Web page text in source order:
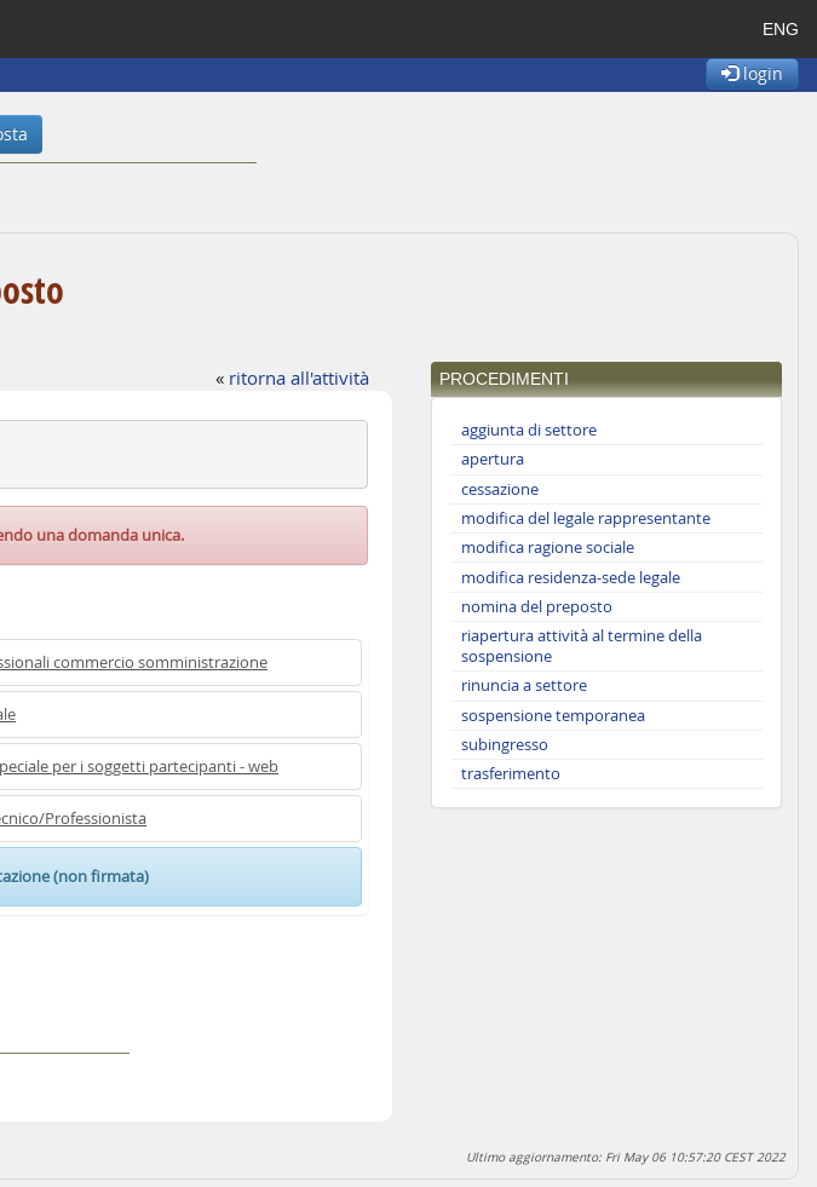
ENG
login
« ritorna all'attività
una domanda unica.
commercio somministrazione
per i soggetti partecipanti - web
Professionista
(non firmata)
PROCEDIMENTI
aggiunta di settore
apertura
cessazione
modifica del legale rappresentante
modifica ragione sociale
modifica residenza-sede legale
nomina del preposto
riapertura attività al termine della
sospensione
rinuncia a settore
sospensione temporanea
subingresso
trasferimento
Ultimo aggiornamento: Fri May 06 10:57:20 CEST 2022